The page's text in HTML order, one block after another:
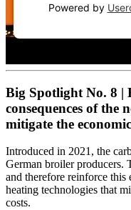
Powered by
Big Spotlight No. 8 |
consequences of the
mitigate the
Introduced in 2021, the
German broiler producers.
and therefore reinforce
heating technologies that
costs.